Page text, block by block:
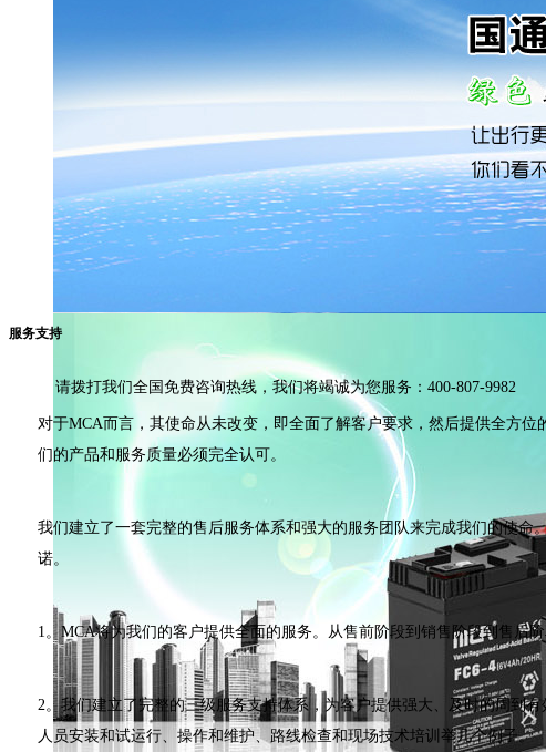
服务支持
请拨打我们全国免费咨询热线，我们将竭诚为您服务：400-807-9982
对于MCA而言，其使命从未改变，即全面了解客户要求，然后提供全方
们的产品和服务质量必须完全认可。
我们建立了一套完整的售后服务体系和强大的服务团队来完成我们的使
诺。
1。MCA将为我们的客户提供全面的服务。从售前阶段到销售阶段到售后
2。我们建立了完整的三级服务支持体系，为客户提供强大、及时的周到
人员安装和试运行、操作和维护、路线检查和现场技术培训举几个例子。